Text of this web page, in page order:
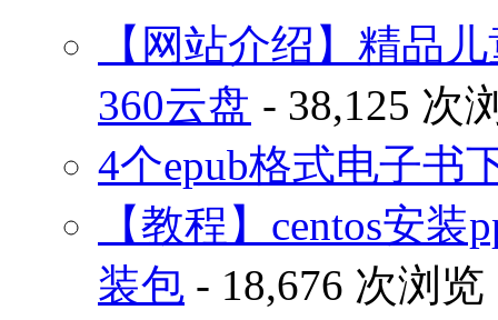
【网站介绍】精品
360云盘 - 38,125 次
4个epub格式电子书
【教程】centos安
装包 - 18,676 次浏览